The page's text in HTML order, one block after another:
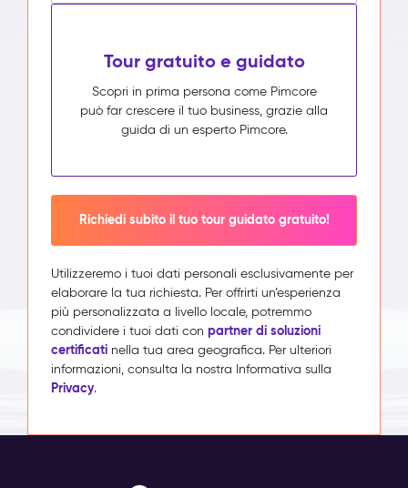
Tour gratuito e guidato
Scopri in prima persona come Pimcore
può far crescere il tuo business, grazie alla
guida di un esperto Pimcore.
Richiedi subito il tuo tour guidato gratuito!
Utilizzeremo i tuoi dati personali esclusivamente per
elaborare la tua richiesta. Per offrirti un’esperienza
più personalizzata a livello locale, potremmo
condividere i tuoi dati con partner di soluzioni
certificati nella tua area geografica. Per ulteriori
informazioni, consulta la nostra Informativa sulla
Privacy.